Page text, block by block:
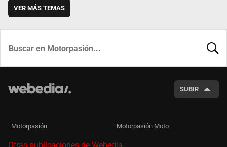
VER MÁS TEMAS
SUBIR
Motorpasión Motorpasión Moto